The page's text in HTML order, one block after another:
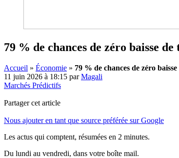
79 % de chances de zéro baisse
Accueil » Économie » 79 % de chances de zéro
11 juin 2026 à 18:15 parMagali
Marchés Prédictifs
Partager cet article
Nous ajouter en tant que source préférée sur Google
Les actus qui comptent, résumées en 2 minutes.
Du lundi au vendredi, dans votre boîte mail.